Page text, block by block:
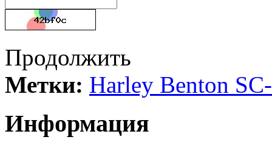
Продолжить
Метки: Harley Benton
Информация